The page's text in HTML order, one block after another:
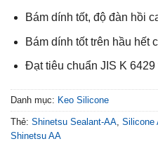
Bám dính tốt, độ đàn hồi
Bám dính tốt trên hầu hết
Đạt tiêu chuẩn JIS K 6429
Danh mục: Keo Silicone
Thẻ: Shinetsu Sealant-AA Silicone
Shinetsu AA